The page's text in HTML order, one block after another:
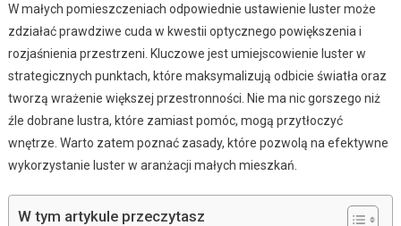
W małych pomieszczeniach odpowiednie ustawienie luster może
zdziałać prawdziwe cuda w kwestii optycznego powiększenia i
rozjaśnienia przestrzeni. Kluczowe jest umiejscowienie luster w
strategicznych punktach, które maksymalizują odbicie światła oraz
tworzą wrażenie większej przestronności. Nie ma nic gorszego niż
źle dobrane lustra, które zamiast pomóc, mogą przytłoczyć
wnętrze. Warto zatem poznać zasady, które pozwolą na efektywne
wykorzystanie luster w aranżacji małych mieszkań.
W tym artykule przeczytasz